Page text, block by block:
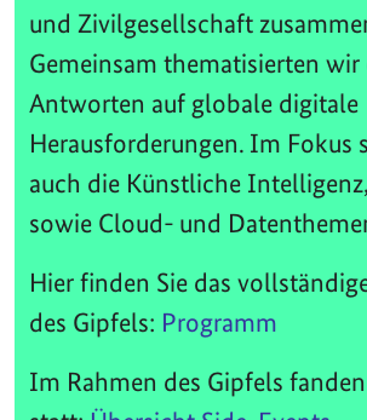
und Zivilgesellschaft
Gemeinsam thematisierten wir
Antworten auf globale digitale
Herausforderungen. Im Fokus
auch die Künstliche
sowie Cloud- und
Hier finden Sie das
des Gipfels: Programm
Im Rahmen des Gipfels